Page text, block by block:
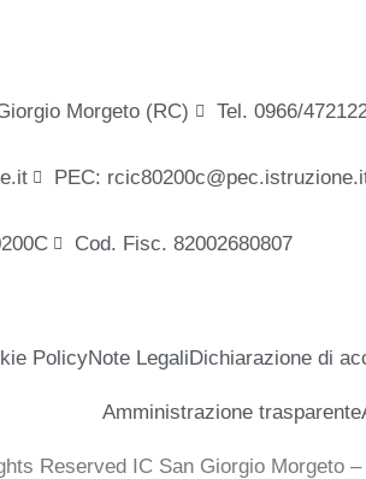
Morgeto (RC) Tel. 0966/
PEC:
Cod. Fisc. 82002680807
PolicyNote LegaliDichiarazione di
Amministrazione trasparente
Reserved IC San Giorgio Morgeto